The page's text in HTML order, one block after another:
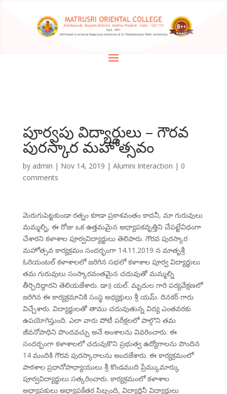
పూర్వపు విద్యార్థులు – గౌరవ
పురస్కార మహోత్సవం
by admin | Nov 14, 2019 | Alumni Interaction | 0
comments
మెరుగుపెట్టకుండా రత్నం కూడా ప్రకాశవంతం కాదనీ, మా గురువులు
మమ్మల్ని, ఈ రోజు ఒక ఉత్తమమైన అధ్యాపకవృత్తిని చేపట్టేవిధంగా
చేశారని కళాశాల పూర్వవిద్యార్థులు తెలిపారు. గౌరవ పురస్కార
మహోత్సవ కార్యక్రమం సందర్భంగా 14.11.2019 న మాతృశ్రీ
ఓరియంటల్ కళాశాలలో జరిగిన సభలో కళాశాల పూర్వ విద్యార్థులు
తమ గురువులు సంస్కారవంతమైన చదువుతో మమ్మల్ని
తీర్చిదిద్దారని తెలియజేశారు. డా॥ యల్. మృదుల గారి పర్యవేక్షణలో
జరిగిన ఈ కార్యక్రమానికి సంస్థ అథ్యక్షులు శ్రీ యమ్. దినకర్ గారు
విచ్చేశారు. విద్యార్థులతో తాము చదువుతున్న విద్య ఎంతవరకు
ఉపయోగిస్తుంది. ఎలా వారు పోటీ పరీక్షలలో పాల్గొని తమ
జీవనోపాధిని పొందవచ్చు అనే అంశాలను వివరించారు. ఈ
సందర్భంగా కళాశాలలో చదువుకొని ప్రభుత్వ ఉద్యోగాలను పొందిన
14 మందికి గౌరవ పురస్కారాలను అందజేశారు. ఈ కార్యక్రమంలో
పాఠశాల ప్రధానోపాధ్యాయులు శ్రీ కొండముది ప్రేమ్కుమార్కు
పూర్వవిద్యార్థులు సత్కరించారు. కార్యక్రమంలో కళాశాల
అధ్యాపకులు అధ్యాపకేతర సిబ్బంది, విద్యార్థినీ విద్యార్థులు